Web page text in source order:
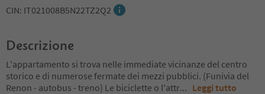
CIN: IT021008B5N22TZ2Q2
Descrizione
L'appartamento si trova nelle immediate vicinanze del centro
storico e di numerose fermate dei mezzi pubblici. (Funivia del
Renon - autobus - treno) Le biciclette o l'attr... Leggi tutto